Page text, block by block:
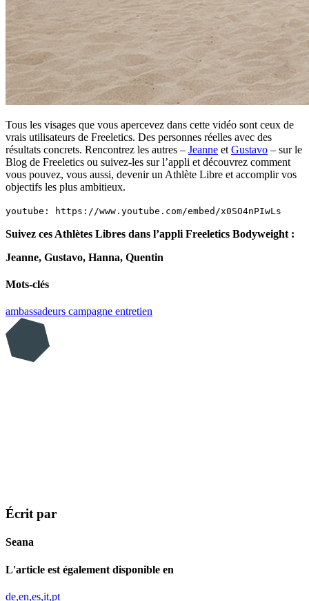
Tous les visages que vous apercevez dans cette vidéo sont ceux de
vrais utilisateurs de Freeletics. Des personnes réelles avec des
résultats concrets. Rencontrez les autres – Jeanne et Gustavo – sur le
Blog de Freeletics ou suivez-les sur l’appli et découvrez comment
vous pouvez, vous aussi, devenir un Athlète Libre et accomplir vos
objectifs les plus ambitieux.
youtube: https://www.youtube.com/embed/x0SO4nPIwLs
Suivez ces Athlètes Libres dans l’appli Freeletics Bodyweight :
Jeanne, Gustavo, Hanna, Quentin
Mots-clés
ambassadeurs campagne entretien
Écrit par
Seana
L'article est également disponible en
de en es it pt